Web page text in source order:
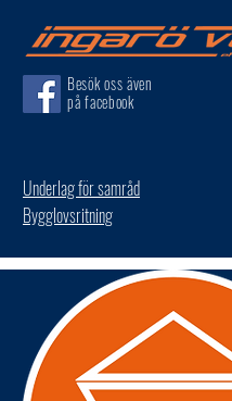
Besök oss även
på facebook
Underlag för samråd
Bygglovsritning